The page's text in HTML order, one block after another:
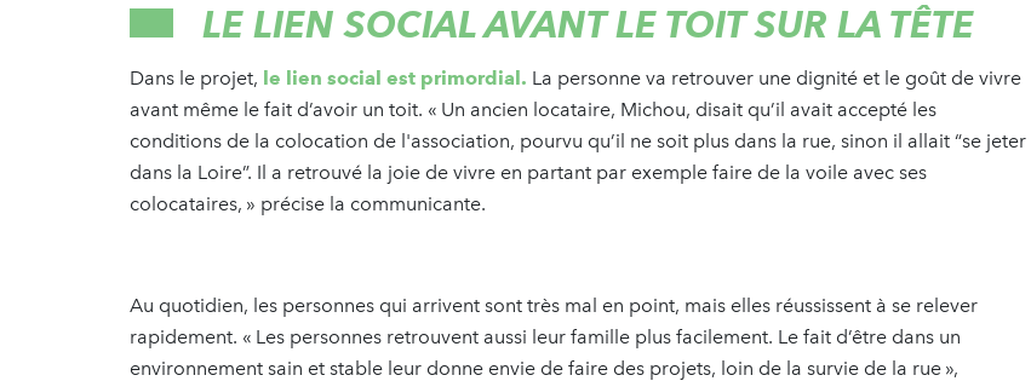
LE LIEN SOCIAL AVANT LE TOIT SUR LA TÊTE
Dans le projet, le lien social est primordial. La personne va retrouver une dignité et le goût de vivre
avant même le fait d’avoir un toit. « Un ancien locataire, Michou, disait qu’il avait accepté les
conditions de la colocation de l'association, pourvu qu’il ne soit plus dans la rue, sinon il allait “se jeter
dans la Loire”. Il a retrouvé la joie de vivre en partant par exemple faire de la voile avec ses
colocataires, » précise la communicante.
Au quotidien, les personnes qui arrivent sont très mal en point, mais elles réussissent à se relever
rapidement. « Les personnes retrouvent aussi leur famille plus facilement. Le fait d’être dans un
environnement sain et stable leur donne envie de faire des projets, loin de la survie de la rue »,